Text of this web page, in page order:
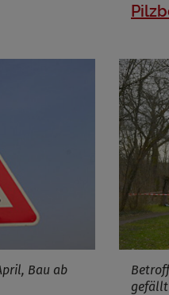
Bau ab
gefällt